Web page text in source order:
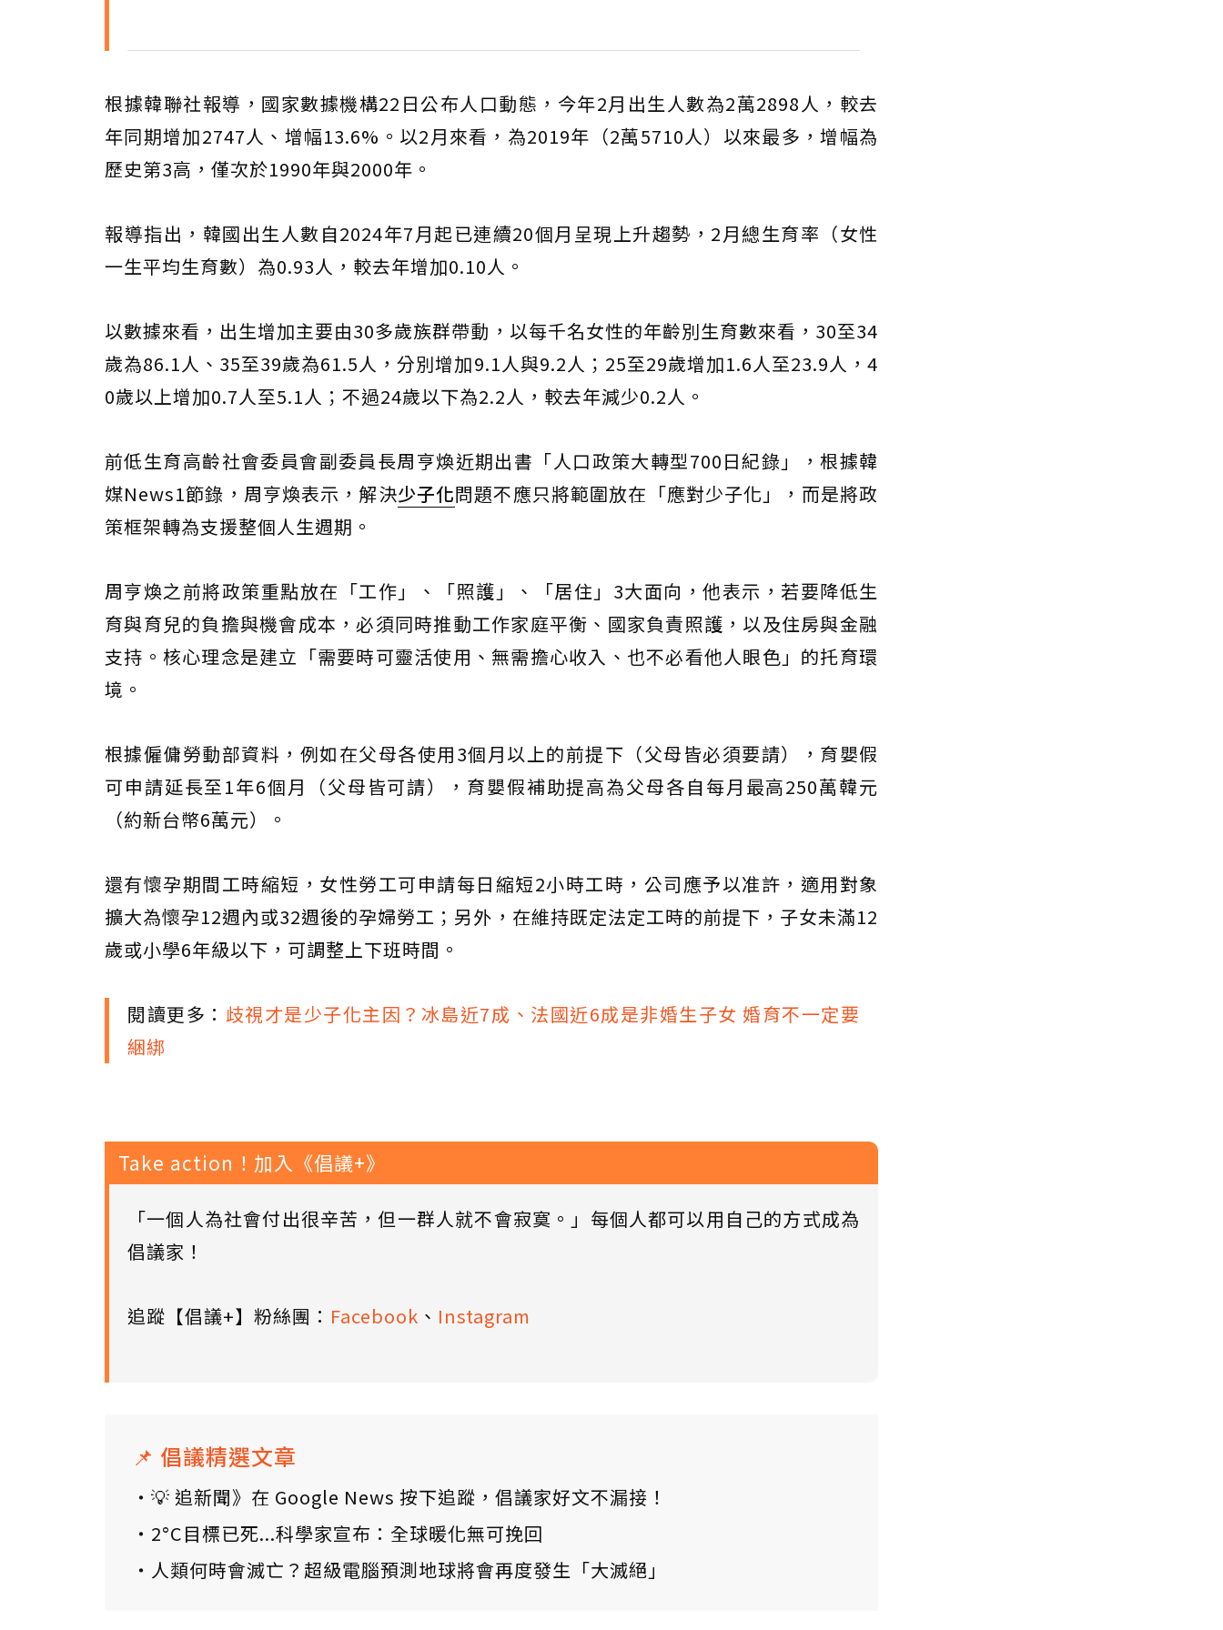
根據韓聯社報導，國家數據機構22日公布人口動態，今年2月出生人數為2萬2898人，較去
年同期增加2747人、增幅13.6%。以2月來看，為2019年（2萬5710人）以來最多，增幅為
歷史第3高，僅次於1990年與2000年。
報導指出，韓國出生人數自2024年7月起已連續20個月呈現上升趨勢，2月總生育率（女性
一生平均生育數）為0.93人，較去年增加0.10人。
以數據來看，出生增加主要由30多歲族群帶動，以每千名女性的年齡別生育數來看，30至34
歲為86.1人、35至39歲為61.5人，分別增加9.1人與9.2人；25至29歲增加1.6人至23.9人，4
0歲以上增加0.7人至5.1人；不過24歲以下為2.2人，較去年減少0.2人。
前低生育高齡社會委員會副委員長周亨煥近期出書「人口政策大轉型700日紀錄」，根據韓
媒News1節錄，周亨煥表示，解決少子化問題不應只將範圍放在「應對少子化」，而是將政
策框架轉為支援整個人生週期。
周亨煥之前將政策重點放在「工作」、「照護」、「居住」3大面向，他表示，若要降低生
育與育兒的負擔與機會成本，必須同時推動工作家庭平衡、國家負責照護，以及住房與金融
支持。核心理念是建立「需要時可靈活使用、無需擔心收入、也不必看他人眼色」的托育環
境。
根據僱傭勞動部資料，例如在父母各使用3個月以上的前提下（父母皆必須要請），育嬰假
可申請延長至1年6個月（父母皆可請），育嬰假補助提高為父母各自每月最高250萬韓元
（約新台幣6萬元）。
還有懷孕期間工時縮短，女性勞工可申請每日縮短2小時工時，公司應予以准許，適用對象
擴大為懷孕12週內或32週後的孕婦勞工；另外，在維持既定法定工時的前提下，子女未滿12
歲或小學6年級以下，可調整上下班時間。
閱讀更多： 歧視才是少子化主因？冰島近7成、法國近6成是非婚生子女 婚育不一定要
綑綁
Take action！加入《倡議+》
「一個人為社會付出很辛苦，但一群人就不會寂寞。」每個人都可以用自己的方式成為
倡議家！
追蹤【倡議+】粉絲團： Facebook 、 Instagram
📌 倡議精選文章
💡 追新聞》在 Google News 按下追蹤，倡議家好文不漏接！
2°C目標已死...科學家宣布：全球暖化無可挽回
人類何時會滅亡？超級電腦預測地球將會再度發生「大滅絕」